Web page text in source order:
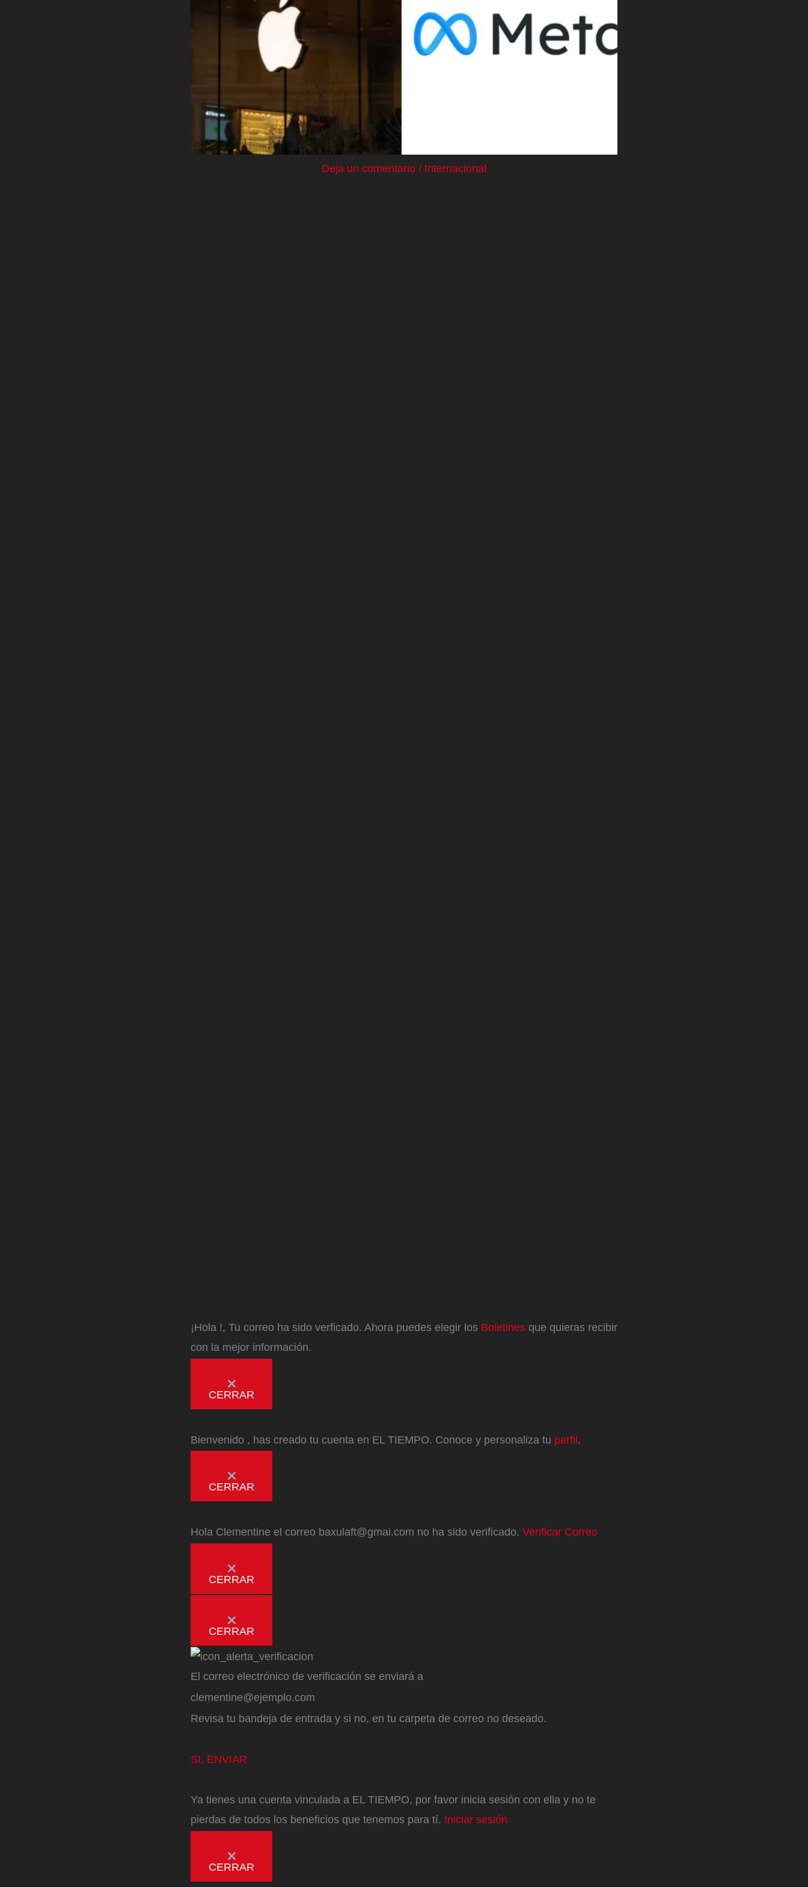
Deja un comentario / Internacional
¡Hola !, Tu correo ha sido verficado. Ahora puedes elegir los Boletines que quieras recibir
con la mejor información.
CERRAR
Bienvenido , has creado tu cuenta en EL TIEMPO. Conoce y personaliza tu perfil.
CERRAR
Hola Clementine el correo baxulaft@gmai.com no ha sido verificado. Verificar Correo
CERRAR
CERRAR
El correo electrónico de verificación se enviará a
clementine@ejemplo.com
Revisa tu bandeja de entrada y si no, en tu carpeta de correo no deseado.
SI, ENVIAR
Ya tienes una cuenta vinculada a EL TIEMPO, por favor inicia sesión con ella y no te
pierdas de todos los beneficios que tenemos para tí. Iniciar sesión
CERRAR